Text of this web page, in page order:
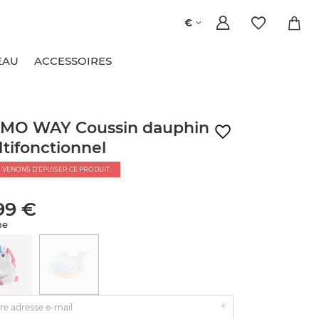
€
ACCESSOIRES
WAY Coussin dauphin
VENONS D'ÉPUISER CE PRODUIT.
€
adresse e-mail